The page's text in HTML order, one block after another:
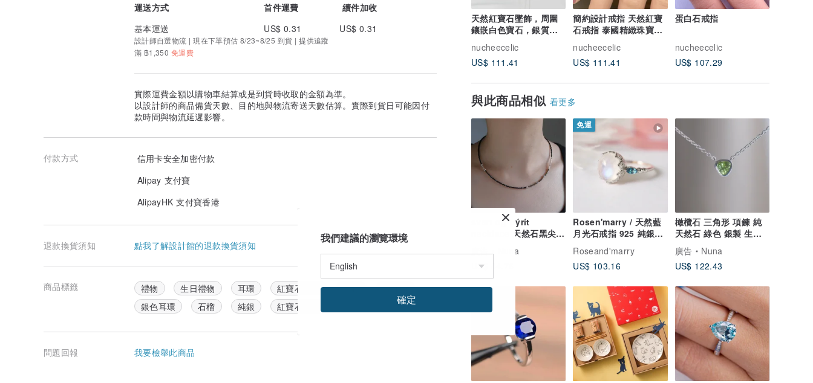
天然紅寶石墜飾，周圍
鑲嵌白色寶石，銀質戒
台，搭配銀項鍊。天然
寶石，一份心意。
nucheecelic
US$ 111.41
簡約設計戒指 天然紅寶
石戒指 泰國精緻珠寶手
工製作 925 純銀
nucheecelic
US$ 111.41
蛋白石戒指
nucheecelic
US$ 107.29
與此商品相似 看更多
svart og pýrít
necklace 天然石黑尖晶
廣告
Nuna
US$ 84.76
免運
Rosen'marry / 天然藍
月光石戒指 925 純銀戒
台
Roseand'marry
US$ 103.16
橄欖石 三角形 項鍊 純
天然石 綠色 銀製 生日
禮物
廣告
Nuna
US$ 122.43
運送方式 首件運費
續件加收
基本運送
US$ 0.31 US$ 0.31
設計師自選物流 | 現在下單預估 8/23~8/25 到貨 | 提供追蹤
滿 ฿1,350 免運費
實際運費金額以購物車結算或是到貨時收取的金額為準。
以設計師的商品備貨天數、目的地與物流寄送天數估算。實際到貨日可能因付
款時間與物流延遲影響。
付款方式
信用卡安全加密付款
Alipay 支付寶
AlipayHK 支付寶香港
退款換貨須知 點我了解設計館的退款換貨須知
商品標籤 禮物 生日禮物 耳環 紅寶石耳環 耳釘
銀耳環
銀色耳環
石榴 純銀 紅寶石戒指
問題回報 我要檢舉此商品
我們建議的瀏覽環境
確定